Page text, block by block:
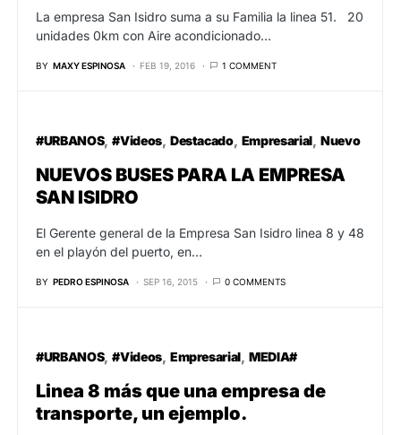
La empresa San Isidro suma a su Familia la linea 51. 20
unidades 0km con Aire acondicionado…
BY MAXY ESPINOSA FEB 19, 2016 1 COMMENT
#URBANOS #Videos Destacado Empresarial Nuevo
NUEVOS BUSES PARA LA EMPRESA
SAN ISIDRO
El Gerente general de la Empresa San Isidro linea 8 y 48
en el playón del puerto, en…
BY PEDRO ESPINOSA SEP 16, 2015 0 COMMENTS
#URBANOS #Videos Empresarial MEDIA#
Linea 8 más que una empresa de
transporte, un ejemplo.